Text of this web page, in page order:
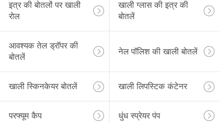
इत्र की बोतलों पर खाली
रोल
खाली ग्लास की इत्र की
बोतलें
आवश्यक तेल ड्रॉपर की
बोतलें
नेल पॉलिश की खाली बोतलें
खाली स्किनकेयर बोतलें खाली लिपस्टिक कंटेनर
परफ्यूम कैप धुंध स्प्रेयर पंप